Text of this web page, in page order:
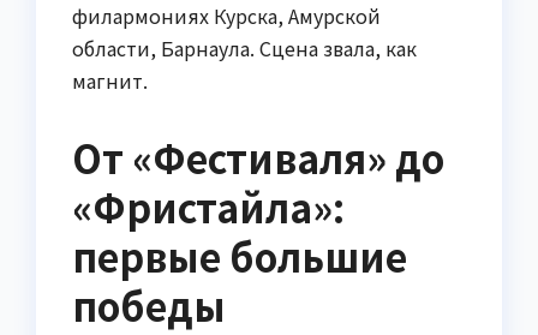
филармониях Курска, Амурской
области, Барнаула. Сцена звала, как
магнит.
От «Фестиваля» до
«Фристайла»:
первые большие
победы